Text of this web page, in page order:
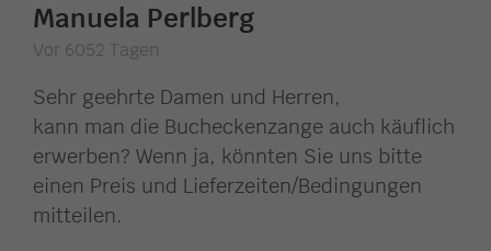
Manuela Perlberg
Vor 6052 Tagen
Sehr geehrte Damen und Herren,
kann man die Bucheckenzange auch käuflich
erwerben? Wenn ja, könnten Sie uns bitte
einen Preis und Lieferzeiten/Bedingungen
mitteilen.